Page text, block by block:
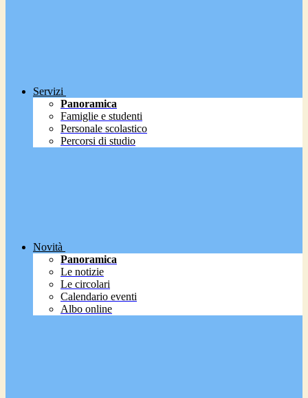
Servizi
Panoramica
Famiglie e studenti
Personale scolastico
Percorsi di studio
Novità
Panoramica
Le notizie
Le circolari
Calendario eventi
Albo online